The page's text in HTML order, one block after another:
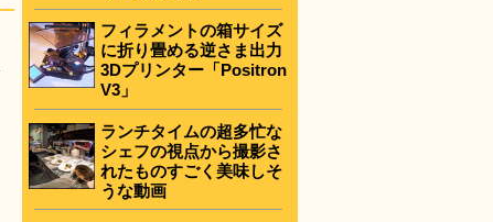
フィラメントの箱サイズ
に折り畳める逆さま出力
3Dプリンター「Positron
V3」
ランチタイムの超多忙な
シェフの視点から撮影さ
れたものすごく美味しそ
うな動画